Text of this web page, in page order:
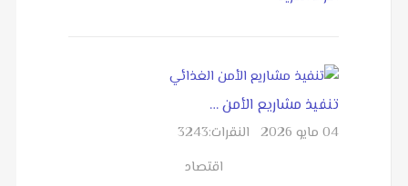
تنفيذ مشاريع الأمن …
04 مايو 2026 النقرات:3243
اقتصاد